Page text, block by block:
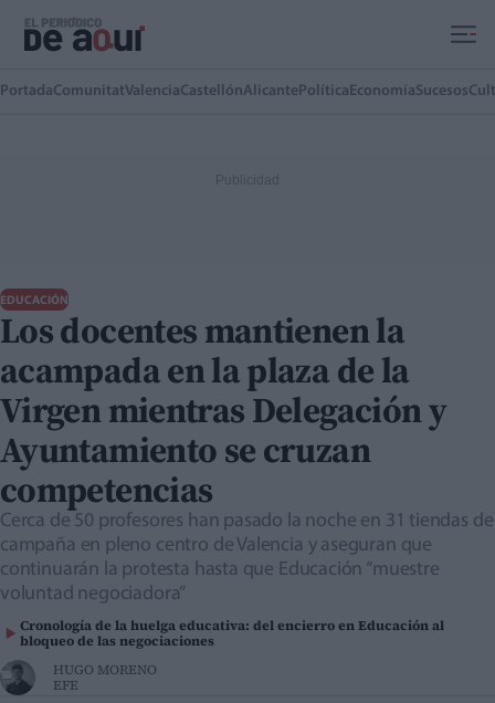
PortadaComunitatValenciaCastellónAlicante Política EconomíaSucesos
EDUCACIÓN
Los docentes mantienen la
acampada en la plaza de la
Virgen mientras Delegación y
Ayuntamiento se cruzan
competencias
Cerca de 50 profesores han pasado la noche en 31 tiendas de
campaña en pleno centro de Valencia y aseguran que
continuarán la protesta hasta que Educación “muestre
voluntad negociadora”
Cronología de la huelga educativa: del encierro en Educación al
bloqueo de las negociaciones
HUGO MORENO
EFE